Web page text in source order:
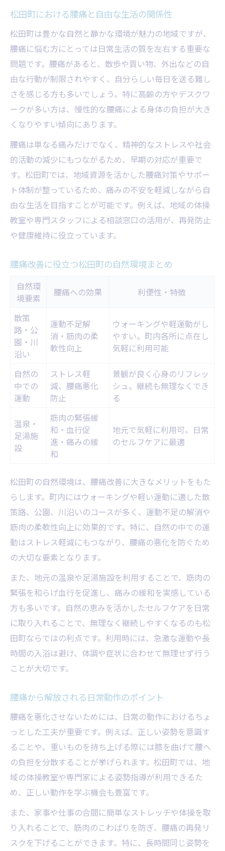
腰痛予防に役立つ生活習慣の見直し方
腰痛の再発を防ぐ日常のポイント
腰痛と向き合うための意識改革
腰痛と向き合い自由を手にするには
腰痛と前向きに向き合うための心構え
自由な生活を取り戻す腰痛対策の実践例
腰痛改善のためにできることリスト
腰痛に振り回されない毎日の作り方
腰痛軽減のための工夫と継続の秘訣
自然を活かした腰痛改善の新習慣
自然環境を活用した腰痛改善法
腰痛予防に役立つ松田町のおすすめスポッ
ト
腰痛ケアに適したウォーキングコース紹介
腰痛と自然を楽しむ生活のヒント
腰痛から自分らしい生活を取り戻す方法
自分らしい生活を叶える腰痛対策
腰痛と共存しない生活スタイルの作り方
腰痛に負けない前向きな習慣づくり
腰痛改善のための行動リスト
自由な日常のための腰痛セルフケア術
腰痛を緩和するセルフケアの基本
腰痛予防ストレッチ実践ガイド
腰痛改善に役立つ自宅ケアテクニック
腰痛セルフケア続けるためのコツ
足柄上整体院で出来ること
松田町における腰痛と自由な生活の関係性
松田町は豊かな自然と静かな環境が魅力の地域ですが、
腰痛に悩む方にとっては日常生活の質を左右する重要な
問題です。腰痛があると、散歩や買い物、外出などの自
由な行動が制限されやすく、自分らしい毎日を送る難し
さを感じる方も多いでしょう。特に高齢の方やデスクワ
ークが多い方は、慢性的な腰痛による身体の負担が大き
くなりやすい傾向にあります。
腰痛は単なる痛みだけでなく、精神的なストレスや社会
的活動の減少にもつながるため、早期の対応が重要で
す。松田町では、地域資源を活かした腰痛対策やサポー
ト体制が整っているため、痛みの不安を軽減しながら自
由な生活を目指すことが可能です。例えば、地域の体操
教室や専門スタッフによる相談窓口の活用が、再発防止
や健康維持に役立っています。
腰痛改善に役立つ松田町の自然環境まとめ
自然環
境要素
腰痛への効果 利便性・特徴
散策
路・公
園・川
沿い
運動不足解
消・筋肉の柔
軟性向上
ウォーキングや軽運動がし
やすい。町内各所に点在し
気軽に利用可能
自然の
中での
運動
ストレス軽
減、腰痛悪化
防止
景観が良く心身のリフレッ
シュ。継続も無理なくでき
る
温泉・
足湯施
設
筋肉の緊張緩
和・血行促
進・痛みの緩
和
地元で気軽に利用可。日常
のセルフケアに最適
松田町の自然環境は、腰痛改善に大きなメリットをもた
らします。町内にはウォーキングや軽い運動に適した散
策路、公園、川沿いのコースが多く、運動不足の解消や
筋肉の柔軟性向上に効果的です。特に、自然の中での運
動はストレス軽減にもつながり、腰痛の悪化を防ぐため
の大切な要素となります。
また、地元の温泉や足湯施設を利用することで、筋肉の
緊張を和らげ血行を促進し、痛みの緩和を実感している
方も多いです。自然の恵みを活かしたセルフケアを日常
に取り入れることで、無理なく継続しやすくなるのも松
田町ならではの利点です。利用時には、急激な運動や長
時間の入浴は避け、体調や症状に合わせて無理せず行う
ことが大切です。
腰痛から解放される日常動作のポイント
腰痛を悪化させないためには、日常の動作におけるちょ
っとした工夫が重要です。例えば、正しい姿勢を意識す
ることや、重いものを持ち上げる際には膝を曲げて腰へ
の負担を分散することが挙げられます。松田町では、地
域の体操教室や専門家による姿勢指導が利用できるた
め、正しい動作を学ぶ機会も豊富です。
また、家事や仕事の合間に簡単なストレッチや体操を取
り入れることで、筋肉のこわばりを防ぎ、腰痛の再発リ
スクを下げることができます。特に、長時間同じ姿勢を